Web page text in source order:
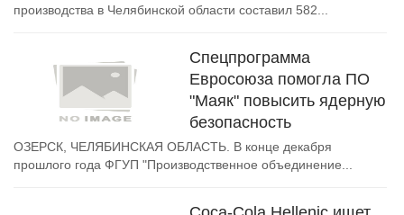
производства в Челябинской области составил 582...
Спецпрограмма
Евросоюза помогла ПО
"Маяк" повысить ядерную
безопасность
ОЗЕРСК, ЧЕЛЯБИНСКАЯ ОБЛАСТЬ. В конце декабря
прошлого года ФГУП "Производственное объединение...